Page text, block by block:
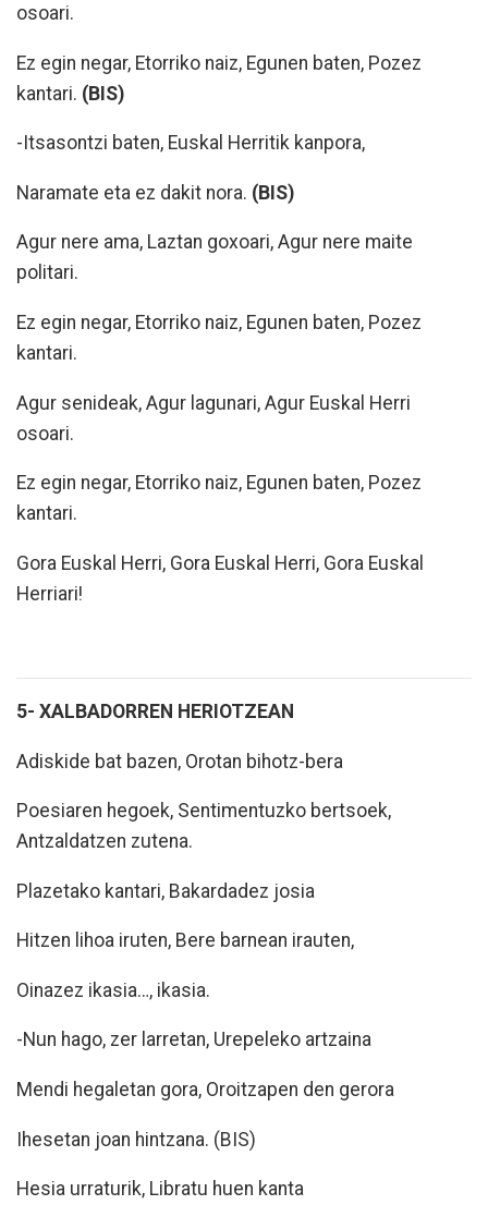
osoari.
Ez egin negar, Etorriko naiz, Egunen baten, Pozez
kantari. (BIS)
-Itsasontzi baten, Euskal Herritik kanpora,
Naramate eta ez dakit nora. (BIS)
Agur nere ama, Laztan goxoari, Agur nere maite
politari.
Ez egin negar, Etorriko naiz, Egunen baten, Pozez
kantari.
Agur senideak, Agur lagunari, Agur Euskal Herri
osoari.
Ez egin negar, Etorriko naiz, Egunen baten, Pozez
kantari.
Gora Euskal Herri, Gora Euskal Herri, Gora Euskal
Herriari!
5- XALBADORREN HERIOTZEAN
Adiskide bat bazen, Orotan bihotz-bera
Poesiaren hegoek, Sentimentuzko bertsoek,
Antzaldatzen zutena.
Plazetako kantari, Bakardadez josia
Hitzen lihoa iruten, Bere barnean irauten,
Oinazez ikasia…, ikasia.
-Nun hago, zer larretan, Urepeleko artzaina
Mendi hegaletan gora, Oroitzapen den gerora
Ihesetan joan hintzana. (BIS)
Hesia urraturik, Libratu huen kanta